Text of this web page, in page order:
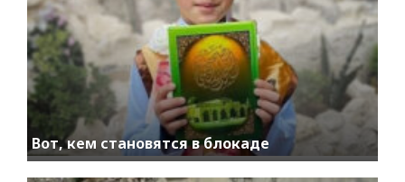
Вот, кем становятся в блокаде